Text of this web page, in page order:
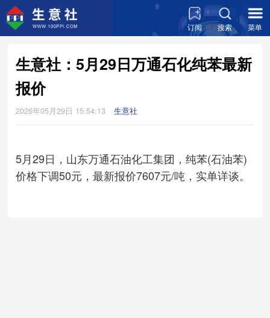
订阅 搜索 菜单
生意社：5月29日万通石化纯苯最新
报价
2026年05月29日 15:54:13 生意社
5月29日，山东万通石油化工集团，纯苯(石油苯)
价格下调50元，最新报价7607元/吨，实单详谈。